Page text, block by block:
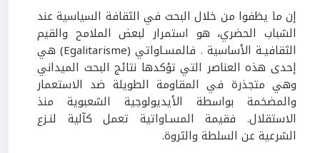
إن ما يظفوا من خلال البحث في الثقافة السياسية عند
الشباب الحضري، هو استمرار لبعض الملامح والقيم
الثقافيـة الأساسية . فالمسـاواتي (Egalitarisme) هي
إحدى هذه العناصر التي تؤكدها نتائج البحث الميداني
وهي متجذرة في المقاومة الطويلة ضد الاستعمار
والمضخمة بواسطة الأيديولوجية الشعبوية منذ
الاستقلال. فقيمة المسـاواتية تعمل كآلية لنـزع
الشرعية عن السلطة والثروة.